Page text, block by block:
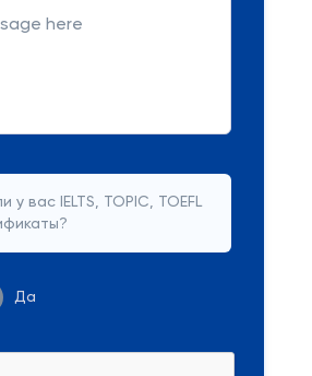
у вас IELTS, TOPIC, TOEFL
Да